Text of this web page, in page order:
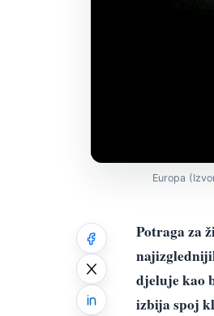
Europa
Potraga za
djeluje kao
izbija spoj